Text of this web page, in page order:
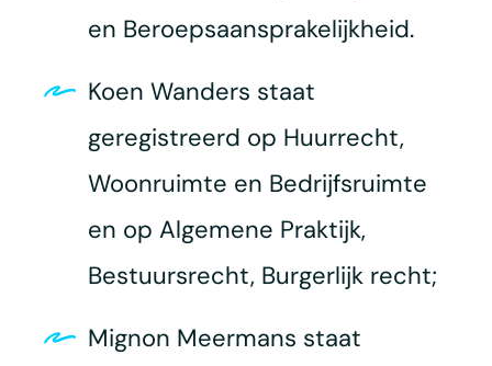
en Beroepsaansprakelijkheid.
Koen Wanders staat
geregistreerd op Huurrecht,
Woonruimte en Bedrijfsruimte
en op Algemene Praktijk,
Bestuursrecht, Burgerlijk recht;
Mignon Meermans staat